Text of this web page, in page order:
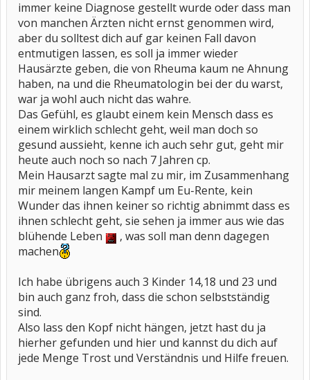
immer keine Diagnose gestellt wurde oder dass man
von manchen Ärzten nicht ernst genommen wird,
aber du solltest dich auf gar keinen Fall davon
entmutigen lassen, es soll ja immer wieder
Hausärzte geben, die von Rheuma kaum ne Ahnung
haben, na und die Rheumatologin bei der du warst,
war ja wohl auch nicht das wahre.
Das Gefühl, es glaubt einem kein Mensch dass es
einem wirklich schlecht geht, weil man doch so
gesund aussieht, kenne ich auch sehr gut, geht mir
heute auch noch so nach 7 Jahren cp.
Mein Hausarzt sagte mal zu mir, im Zusammenhang
mir meinem langen Kampf um Eu-Rente, kein
Wunder das ihnen keiner so richtig abnimmt dass es
ihnen schlecht geht, sie sehen ja immer aus wie das
blühende Leben
, was soll man denn dagegen
machen
Ich habe übrigens auch 3 Kinder 14,18 und 23 und
bin auch ganz froh, dass die schon selbstständig
sind.
Also lass den Kopf nicht hängen, jetzt hast du ja
hierher gefunden und hier und kannst du dich auf
jede Menge Trost und Verständnis und Hilfe freuen.